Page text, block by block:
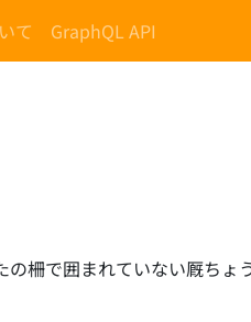
て GraphQL API
柵で囲まれていない厩ちょ